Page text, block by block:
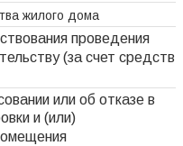
жилого дома
проведения
(за счет средств
или об отказе в
и (или)